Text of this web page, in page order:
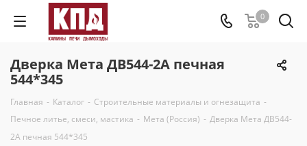
0
Дверка Мета ДВ544-2А печная
544*345
Главная - Каталог - Строительные материалы и огнезащита -
Печное литье, смеси, мастика - Мета (Россия) - Дверка Мета ДВ544-
2А печная 544*345